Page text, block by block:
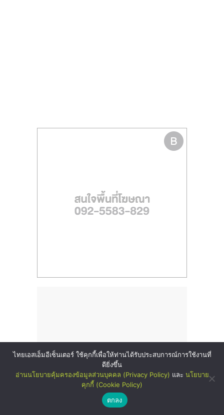
ไทยเอสเอ็มอีเซ็นเตอร์ ใช้คุกกี้เพื่อให้ท่านได้รับประสบการณ์การใช้งานที่
ดียิ่งขึ้น
อ่านนโยบายคุ้มครองข้อมูลส่วนบุคคล (Privacy Policy) และ นโยบาย
คุกกี้ (Cookie Policy)
ตกลง